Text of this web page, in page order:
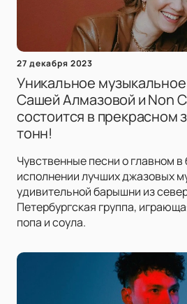
27 декабря 2023
Уникальное
Сашей Алмазовой и Non
состоится в прекрасном
тонн!
Чувственные песни о главном в
исполнении лучших джазовых
удивительной барышни из
Петербургская группа,
попа и соула.